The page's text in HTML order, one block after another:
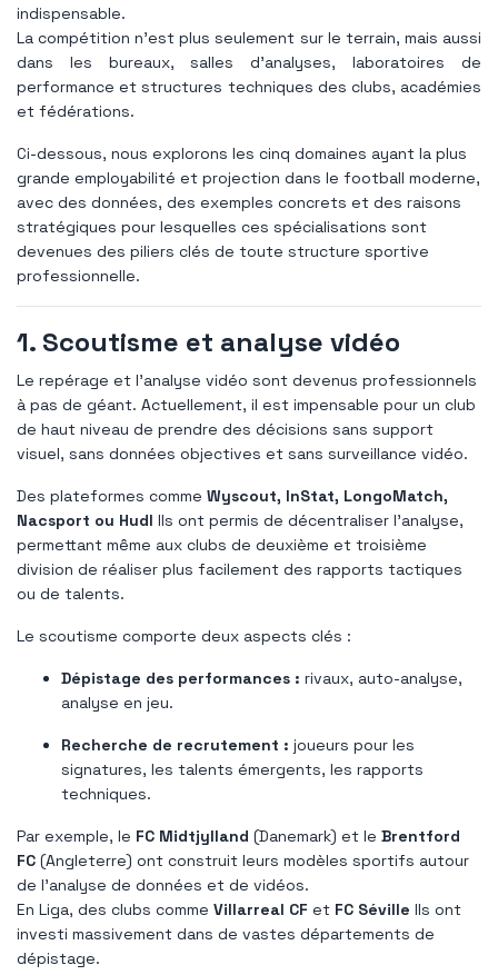
indispensable.
La compétition n'est plus seulement sur le terrain, mais aussi
dans les bureaux, salles d'analyses, laboratoires de
performance et structures techniques des clubs, académies
et fédérations.
Ci-dessous, nous explorons les cinq domaines ayant la plus
grande employabilité et projection dans le football moderne,
avec des données, des exemples concrets et des raisons
stratégiques pour lesquelles ces spécialisations sont
devenues des piliers clés de toute structure sportive
professionnelle.
1. Scoutisme et analyse vidéo
Le repérage et l’analyse vidéo sont devenus professionnels
à pas de géant. Actuellement, il est impensable pour un club
de haut niveau de prendre des décisions sans support
visuel, sans données objectives et sans surveillance vidéo.
Des plateformes comme Wyscout, InStat, LongoMatch,
Nacsport ou Hudl Ils ont permis de décentraliser l'analyse,
permettant même aux clubs de deuxième et troisième
division de réaliser plus facilement des rapports tactiques
ou de talents.
Le scoutisme comporte deux aspects clés :
Dépistage des performances : rivaux, auto-analyse,
analyse en jeu.
Recherche de recrutement : joueurs pour les
signatures, les talents émergents, les rapports
techniques.
Par exemple, le FC Midtjylland (Danemark) et le Brentford
FC (Angleterre) ont construit leurs modèles sportifs autour
de l’analyse de données et de vidéos.
En Liga, des clubs comme Villarreal CF et FC Séville Ils ont
investi massivement dans de vastes départements de
dépistage.